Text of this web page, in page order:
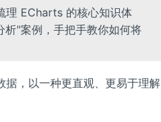
理 ECharts 的核心知识体
析"案例，手把手教你如何将
据，以一种更直观、更易于理解